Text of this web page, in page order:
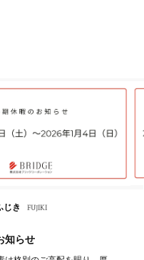
じき FUJIKI
知らせ